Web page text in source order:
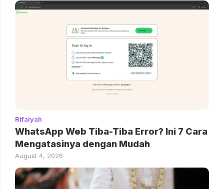
Rifaiyah
WhatsApp Web Tiba-Tiba Error? Ini 7 Cara
Mengatasinya dengan Mudah
August 4, 2026